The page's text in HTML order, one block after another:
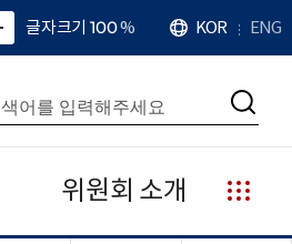
확
대
치
글자크기 100%
언
어
KOR ENG
검
위원회 소개
누
리